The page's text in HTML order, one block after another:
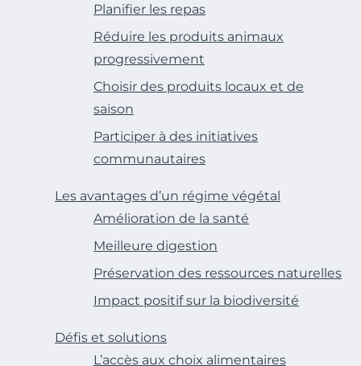
Planifier les repas
Réduire les produits animaux
progressivement
Choisir des produits locaux et de
saison
Participer à des initiatives
communautaires
Les avantages d’un régime végétal
Amélioration de la santé
Meilleure digestion
Préservation des ressources naturelles
Impact positif sur la biodiversité
Défis et solutions
L’accès aux choix alimentaires